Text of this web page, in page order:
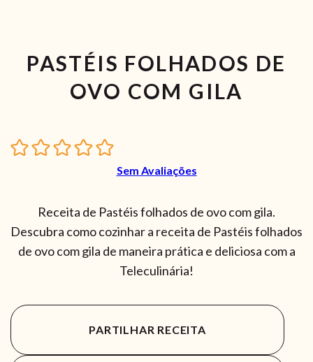
PASTÉIS FOLHADOS DE
OVO COM GILA
Sem Avaliações
Receita de Pastéis folhados de ovo com gila.
Descubra como cozinhar a receita de Pastéis folhados
de ovo com gila de maneira prática e deliciosa com a
Teleculinária!
PARTILHAR RECEITA